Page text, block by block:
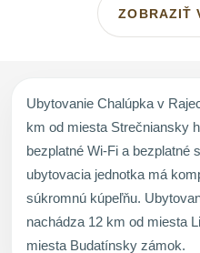
ZOBRAZIŤ
Ubytovanie Chalúpka v
km od miesta Strečniansky
bezplatné Wi-Fi a bezplatné
ubytovacia jednotka má
súkromnú kúpeľňu.
nachádza 12 km od miesta
miesta Budatínsky zámok.